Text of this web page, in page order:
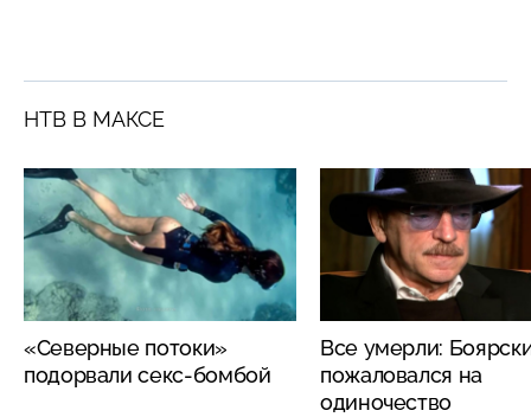
НТВ В МАКСЕ
«Северные потоки»
подорвали секс-бомбой
Все умерли:
пожаловался на
одиночество